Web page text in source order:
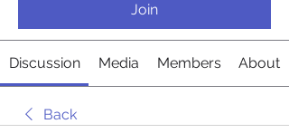
Join
Discussion Media Members About
Back